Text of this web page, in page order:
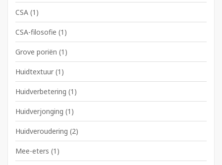
CSA (1)
CSA-filosofie (1)
Grove poriën (1)
Huidtextuur (1)
Huidverbetering (1)
Huidverjonging (1)
Huidveroudering (2)
Mee-eters (1)